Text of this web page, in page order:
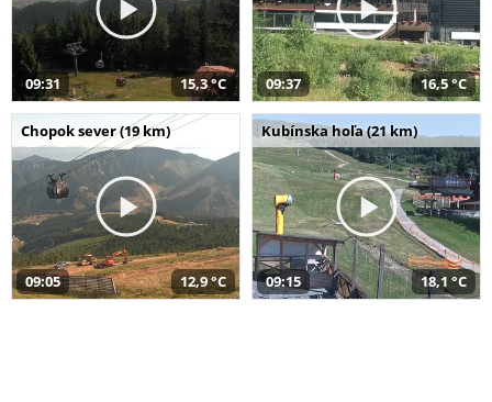
09:31 15,3 °C 09:37 16,5 °C
Chopok sever (19 km)
09:05 12,9 °C
Kubínska hoľa (21 km)
09:15 18,1 °C